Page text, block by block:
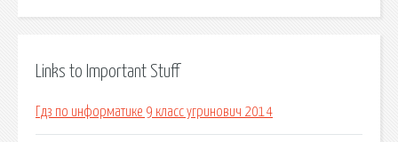
Links to Important Stuff
Гдз по информатике 9 класс угринович 2014